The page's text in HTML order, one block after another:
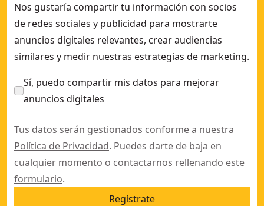
Nos gustaría compartir tu información con socios
de redes sociales y publicidad para mostrarte
anuncios digitales relevantes, crear audiencias
similares y medir nuestras estrategias de marketing.
Sí, puedo compartir mis datos para mejorar
anuncios digitales
Tus datos serán gestionados conforme a nuestra
Política de Privacidad. Puedes darte de baja en
cualquier momento o contactarnos rellenando este
formulario.
Regístrate